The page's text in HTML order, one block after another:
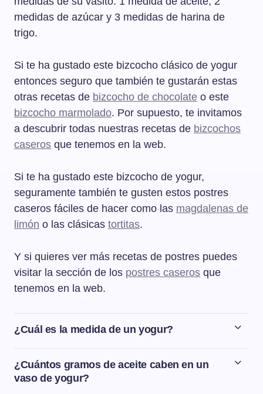
medidas de azúcar y 3 medidas de harina de
trigo.
Si te ha gustado este bizcocho clásico de yogur
entonces seguro que también te gustarán estas
otras recetas de bizcocho de chocolate o este
bizcocho marmolado. Por supuesto, te invitamos
a descubrir todas nuestras recetas de bizcochos
caseros que tenemos en la web.
Si te ha gustado este bizcocho de yogur,
seguramente también te gusten estos postres
caseros fáciles de hacer como las magdalenas de
limón o las clásicas tortitas.
Y si quieres ver más recetas de postres puedes
visitar la sección de los postres caseros que
tenemos en la web.
¿Cuál es la medida de un yogur?
La mayoría tenemos en casa los yogures de vasito de
siempre, que pesan en torno a 125 gramos.
¿Cuántos gramos de aceite caben en un
vaso de yogur?